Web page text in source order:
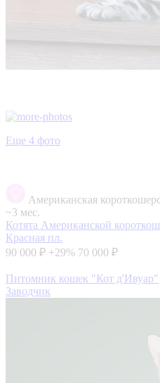
Еще 4 фото
Американская
~3 мес.
Котята Американской
Красная пл.
90 000 ₽ +29% 70 000 ₽
Питомник кошек "Кот д'Ивуар"
Заводчик